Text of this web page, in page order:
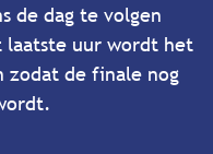
de dag te volgen
laatste uur wordt het
zodat de finale nog